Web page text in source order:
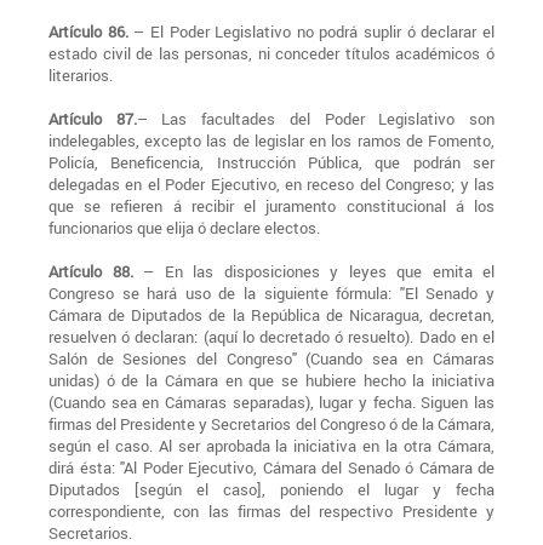
Artículo 86.– El Poder Legislativo no podrá suplir ó declarar el
estado civil de las personas, ni conceder títulos académicos ó
literarios.
Artículo 87.– Las facultades del Poder Legislativo son
indelegables, excepto las de legislar en los ramos de Fomento,
Policía, Beneficencia, Instrucción Pública, que podrán ser
delegadas en el Poder Ejecutivo, en receso del Congreso; y las
que se refieren á recibir el juramento constitucional á los
funcionarios que elija ó declare electos.
Artículo 88.– En las disposiciones y leyes que emita el
Congreso se hará uso de la siguiente fórmula: "El Senado y
Cámara de Diputados de la República de Nicaragua, decretan,
resuelven ó declaran: (aquí lo decretado ó resuelto). Dado en el
Salón de Sesiones del Congreso" (Cuando sea en Cámaras
unidas) ó de la Cámara en que se hubiere hecho la iniciativa
(Cuando sea en Cámaras separadas), lugar y fecha. Siguen las
firmas del Presidente y Secretarios del Congreso ó de la Cámara,
según el caso. Al ser aprobada la iniciativa en la otra Cámara,
dirá ésta: "Al Poder Ejecutivo, Cámara del Senado ó Cámara de
Diputados [según el caso], poniendo el lugar y fecha
correspondiente, con las firmas del respectivo Presidente y
Secretarios.